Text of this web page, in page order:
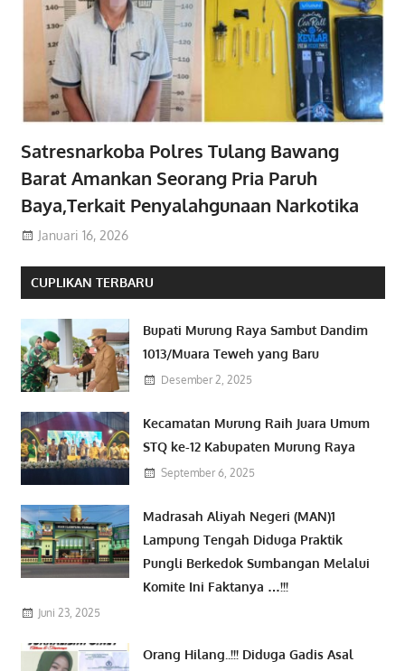
Satresnarkoba Polres Tulang Bawang
Barat Amankan Seorang Pria Paruh
Baya,Terkait Penyalahgunaan Narkotika
Januari 16, 2026
CUPLIKAN TERBARU
Bupati Murung Raya Sambut Dandim
1013/Muara Teweh yang Baru
Desember 2, 2025
Kecamatan Murung Raih Juara Umum
STQ ke-12 Kabupaten Murung Raya
September 6, 2025
Madrasah Aliyah Negeri (MAN)1
Lampung Tengah Diduga Praktik
Pungli Berkedok Sumbangan Melalui
Komite Ini Faktanya …!!!
Juni 23, 2025
Orang Hilang..!!! Diduga Gadis Asal